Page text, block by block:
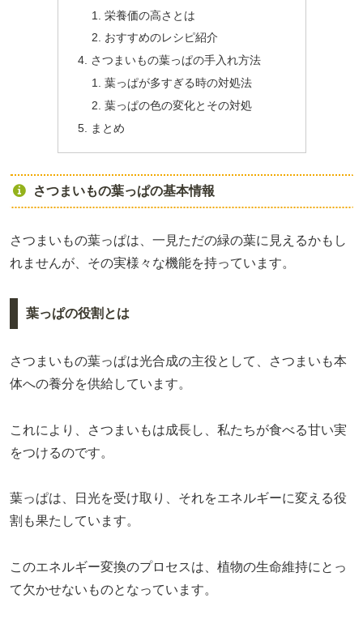
栄養価の高さとは
おすすめのレシピ紹介
さつまいもの葉っぱの手入れ方法
葉っぱが多すぎる時の対処法
葉っぱの色の変化とその対処
まとめ
さつまいもの葉っぱの基本情報
さつまいもの葉っぱは、一見ただの緑の葉に見えるかもし
れませんが、その実様々な機能を持っています。
葉っぱの役割とは
さつまいもの葉っぱは光合成の主役として、さつまいも本
体への養分を供給しています。
これにより、さつまいもは成長し、私たちが食べる甘い実
をつけるのです。
葉っぱは、日光を受け取り、それをエネルギーに変える役
割も果たしています。
このエネルギー変換のプロセスは、植物の生命維持にとっ
て欠かせないものとなっています。